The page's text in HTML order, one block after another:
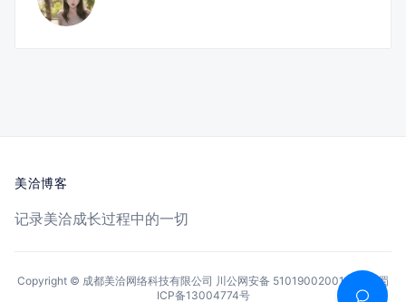
美洽博客
记录美洽成长过程中的一切
Copyright © 成都美洽网络科技有限公司 川公网安备 51019002001144号
蜀
ICP备13004774号